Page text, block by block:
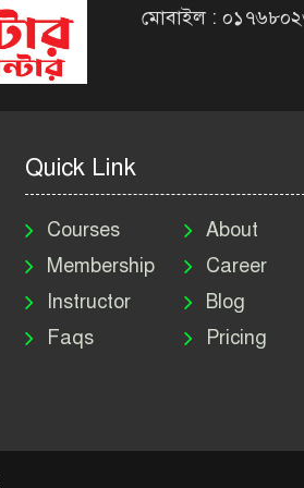
মোবাইল :
Quick Link
Courses
Membership
Instructor
Faqs
About
Career
Blog
Pricing